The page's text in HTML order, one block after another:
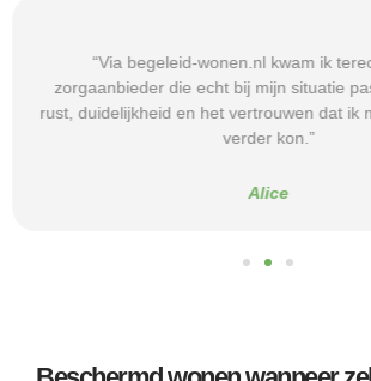
“Via begeleid-wonen.nl kwam ik
zorgaanbieder die echt bij mijn situatie
rust, duidelijkheid en het vertrouwen dat ik
verder kon.”
Alice